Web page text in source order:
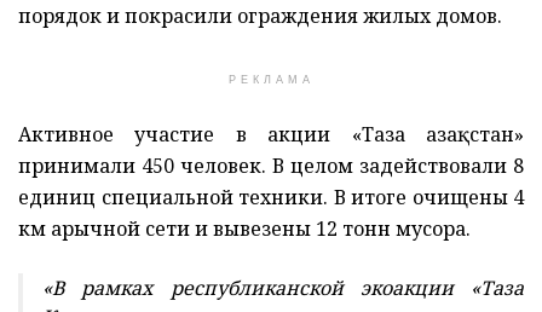
порядок и покрасили ограждения жилых домов.
РЕКЛАМА
Активное участие в акции «Таза Қазақстан»
принимали 450 человек. В целом задействовали 8
единиц специальной техники. В итоге очищены 4
км арычной сети и вывезены 12 тонн мусора.
«В рамках республиканской экоакции «Таза